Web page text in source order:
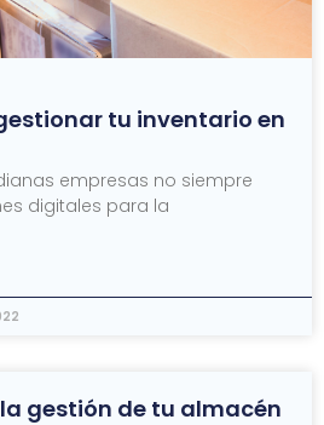
tu inventario en
empresas no siempre
digitales para la
gestión de tu almacén